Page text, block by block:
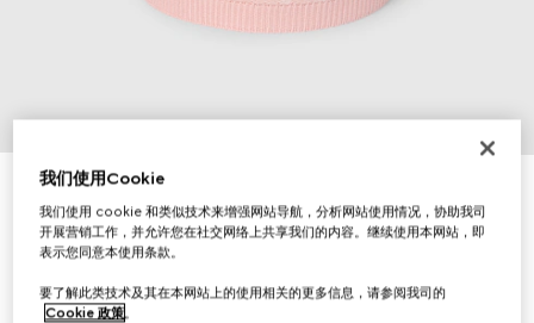
婴儿GG羊毛帽
£160
相关款式浅粉色和白色
我们使用Cookie
我们使用 cookie 和类似技术来增强网站导航，分析网站使用情况，协助我司
开展营销工作，并允许您在社交网络上共享我们的内容。继续使用本网站，即
表示您同意本使用条款。
要了解此类技术及其在本网站上的使用相关的更多信息，请参阅我司的
Cookie 政策。